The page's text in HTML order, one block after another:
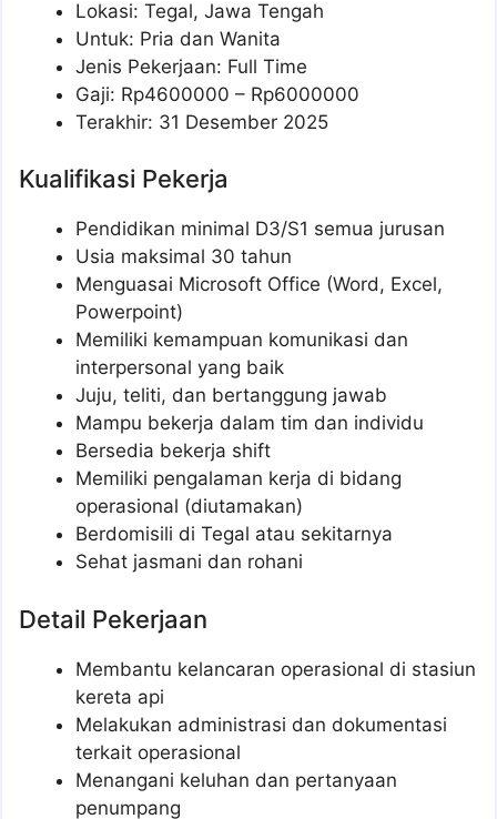
Lokasi: Tegal, Jawa Tengah
Untuk: Pria dan Wanita
Jenis Pekerjaan: Full Time
Gaji: Rp4600000 – Rp6000000
Terakhir: 31 Desember 2025
Kualifikasi Pekerja
Pendidikan minimal D3/S1 semua jurusan
Usia maksimal 30 tahun
Menguasai Microsoft Office (Word, Excel,
Powerpoint)
Memiliki kemampuan komunikasi dan
interpersonal yang baik
Juju, teliti, dan bertanggung jawab
Mampu bekerja dalam tim dan individu
Bersedia bekerja shift
Memiliki pengalaman kerja di bidang
operasional (diutamakan)
Berdomisili di Tegal atau sekitarnya
Sehat jasmani dan rohani
Detail Pekerjaan
Membantu kelancaran operasional di stasiun
kereta api
Melakukan administrasi dan dokumentasi
terkait operasional
Menangani keluhan dan pertanyaan
penumpang